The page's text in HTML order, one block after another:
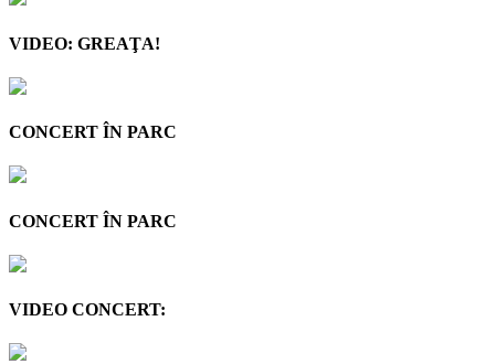
VIDEO: GREAŢA!
CONCERT ÎN PARC
CONCERT ÎN PARC
VIDEO CONCERT: